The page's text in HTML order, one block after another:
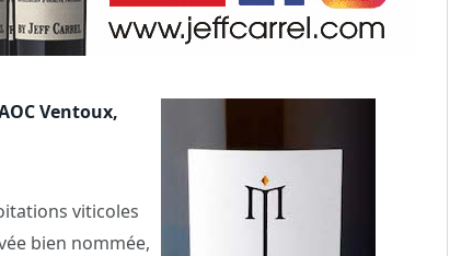
Ventoux,
viticoles
bien nommée,